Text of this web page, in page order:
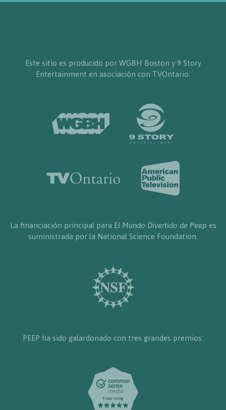
Este sitio es producido por WGBH Boston y 9 Story
Entertainment en asociación con TVOntario.
La financiación principal para El Mundo Divertido de Peep es
suministrada por la National Science Foundation.
PEEP ha sido galardonado con tres grandes premios: